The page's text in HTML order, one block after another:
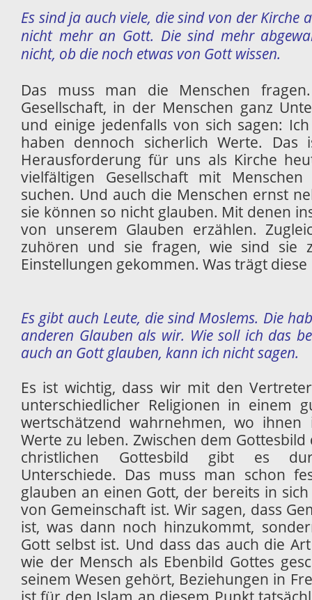
Es sind ja auch viele, die sind von der Kirche
nicht mehr an Gott. Die sind mehr
nicht, ob die noch etwas von Gott wissen.
Das muss man die Menschen
Gesellschaft, in der Menschen ganz
und einige jedenfalls von sich sagen:
haben dennoch sicherlich Werte. Das
Herausforderung für uns als Kirche
vielfältigen Gesellschaft mit
suchen. Und auch die Menschen ernst
sie können so nicht glauben. Mit denen
von unserem Glauben erzählen.
zuhören und sie fragen, wie sind sie
Einstellungen gekommen. Was trägt diese
Es gibt auch Leute, die sind Moslems. Die
anderen Glauben als wir. Wie soll ich das
auch an Gott glauben, kann ich nicht sagen.
Es ist wichtig, dass wir mit den
unterschiedlicher Religionen in einem
wertschätzend wahrnehmen, wo
Werte zu leben. Zwischen dem
christlichen Gottesbild gibt es
Unterschiede. Das muss man schon
glauben an einen Gott, der bereits in
von Gemeinschaft ist. Wir sagen, dass
ist, was dann noch hinzukommt,
Gott selbst ist. Und dass das auch die
wie der Mensch als Ebenbild Gottes
seinem Wesen gehört, Beziehungen in
ist für den Islam an diesem Punkt